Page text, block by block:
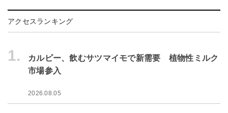
アクセスランキング
1.
カルビー、飲むサツマイモで新需要 植物性ミルク
市場参入
2026.08.05